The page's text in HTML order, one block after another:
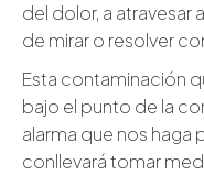
del dolor, a
de mirar o resolver
Esta contaminación
bajo el punto de la
alarma que nos haga
conllevará tomar